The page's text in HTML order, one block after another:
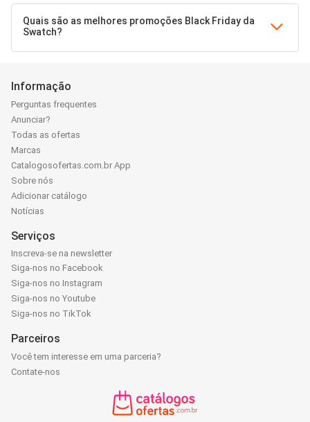
Quais são as melhores promoções Black Friday da
Swatch?
Informação
Perguntas frequentes
Anunciar?
Todas as ofertas
Marcas
Catalogosofertas.com.br App
Sobre nós
Adicionar catálogo
Notícias
Serviços
Inscreva-se na newsletter
Siga-nos no Facebook
Siga-nos no Instagram
Siga-nos no Youtube
Siga-nos no TikTok
Parceiros
Você tem interesse em uma parceria?
Contate-nos